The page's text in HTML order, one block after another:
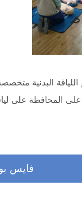
البدنية
على المحافظة على
فايس